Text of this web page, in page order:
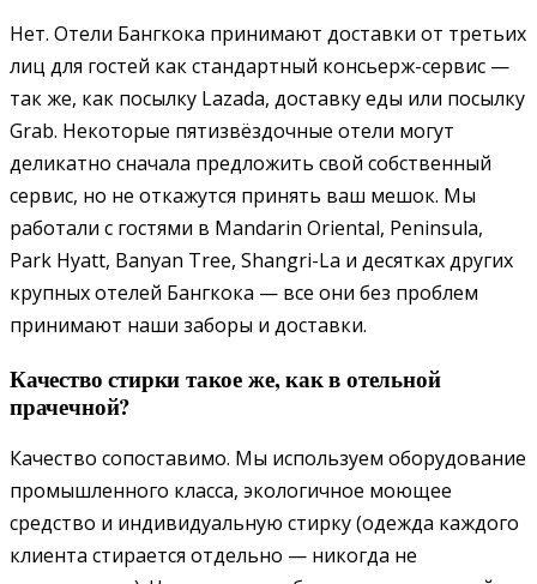
Нет. Отели Бангкока принимают доставки от третьих
лиц для гостей как стандартный консьерж-сервис —
так же, как посылку Lazada, доставку еды или посылку
Grab. Некоторые пятизвёздочные отели могут
деликатно сначала предложить свой собственный
сервис, но не откажутся принять ваш мешок. Мы
работали с гостями в Mandarin Oriental, Peninsula,
Park Hyatt, Banyan Tree, Shangri-La и десятках других
крупных отелей Бангкока — все они без проблем
принимают наши заборы и доставки.
Качество стирки такое же, как в отельной
прачечной?
Качество сопоставимо. Мы используем оборудование
промышленного класса, экологичное моющее
средство и индивидуальную стирку (одежда каждого
клиента стирается отдельно — никогда не